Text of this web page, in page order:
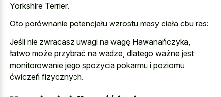
Yorkshire Terrier.
Oto porównanie potencjału wzrostu masy ciała obu ras:
Jeśli nie zwracasz uwagi na wagę Hawanańczyka,
łatwo może przybrać na wadze, dlatego ważne jest
monitorowanie jego spożycia pokarmu i poziomu
ćwiczeń fizycznych.